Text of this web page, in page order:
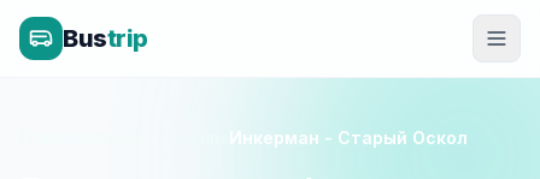
Bustrip
Инкерман - Старый Оскол